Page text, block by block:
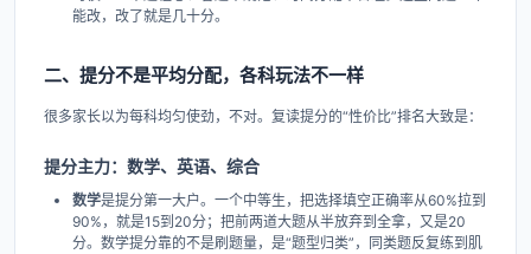
能改，改了就是几十分。
二、提分不是平均分配，各科玩法不一样
很多家长以为每科均匀使劲，不对。复读提分的“性价比”排名大致是：
提分主力：数学、英语、综合
数学是提分第一大户。一个中等生，把选择填空正确率从60%拉到
90%，就是15到20分；把前两道大题从半放弃到全拿，又是20
分。数学提分靠的不是刷题量，是“题型归类”，同类题反复练到肌